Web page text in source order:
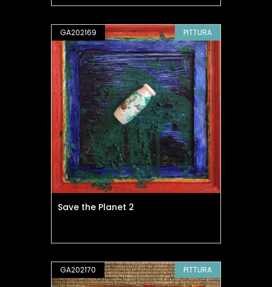
GA202169 PITTURA
Save the Planet 2
GA202170 PITTURA